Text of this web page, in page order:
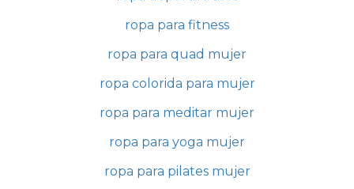
ropa para fitness
ropa para quad mujer
ropa colorida para mujer
ropa para meditar mujer
ropa para yoga mujer
ropa para pilates mujer